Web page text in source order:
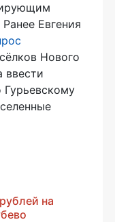
Евгения
Нового
ввести
на